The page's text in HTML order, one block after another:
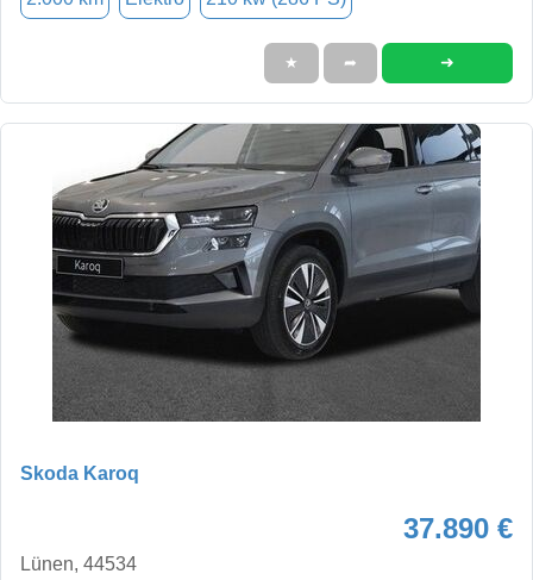
★ ➦ ➜
Skoda Karoq
37.890 €
Lünen, 44534